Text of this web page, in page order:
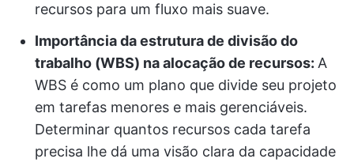
recursos para um fluxo mais suave.
Importância da estrutura de divisão do
trabalho (WBS) na alocação de recursos: A
WBS é como um plano que divide seu projeto
em tarefas menores e mais gerenciáveis.
Determinar quantos recursos cada tarefa
precisa lhe dá uma visão clara da capacidade